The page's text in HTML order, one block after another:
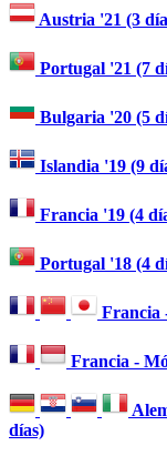
Austria '21 (3
Portugal '21 (7
Bulgaria '20 (5
Islandia '19 (9
Francia '19 (4
Portugal '18 (4
Francia
Francia -
días)